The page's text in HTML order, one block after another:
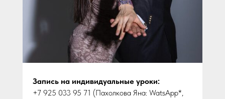
Запись на индивидуальные уроки:
+7 925 033 95 71 (Пахолкова Яна: WatsApp*,